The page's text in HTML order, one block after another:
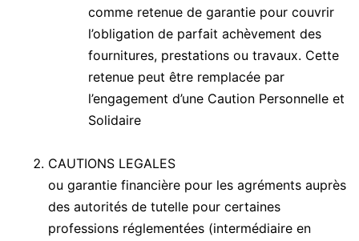
comme retenue de garantie pour couvrir
l’obligation de parfait achèvement des
fournitures, prestations ou travaux. Cette
retenue peut être remplacée par
l’engagement d’une Caution Personnelle et
Solidaire
CAUTIONS LEGALES
ou garantie financière pour les agréments auprès
des autorités de tutelle pour certaines
professions réglementées (intermédiaire en